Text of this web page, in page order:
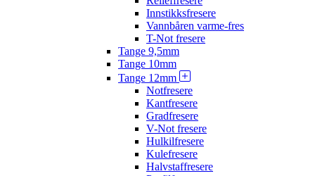
Innstikksfresere
Vannbåren varme-fres
T-Not fresere
Tange 9,5mm
Tange 10mm
Tange 12mm
Notfresere
Kantfresere
Gradfresere
V-Not fresere
Hulkilfresere
Kulefresere
Halvstaffresere